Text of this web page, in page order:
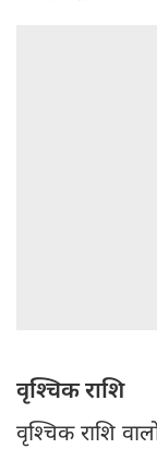
वृश्चिक राशि
वृश्चिक राशि